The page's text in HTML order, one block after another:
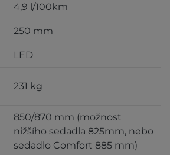
4,9 l/100km
250 mm
LED
231 kg
850/870 mm (možnost
nižšího sedadla 825mm, nebo
sedadlo Comfort 885 mm)